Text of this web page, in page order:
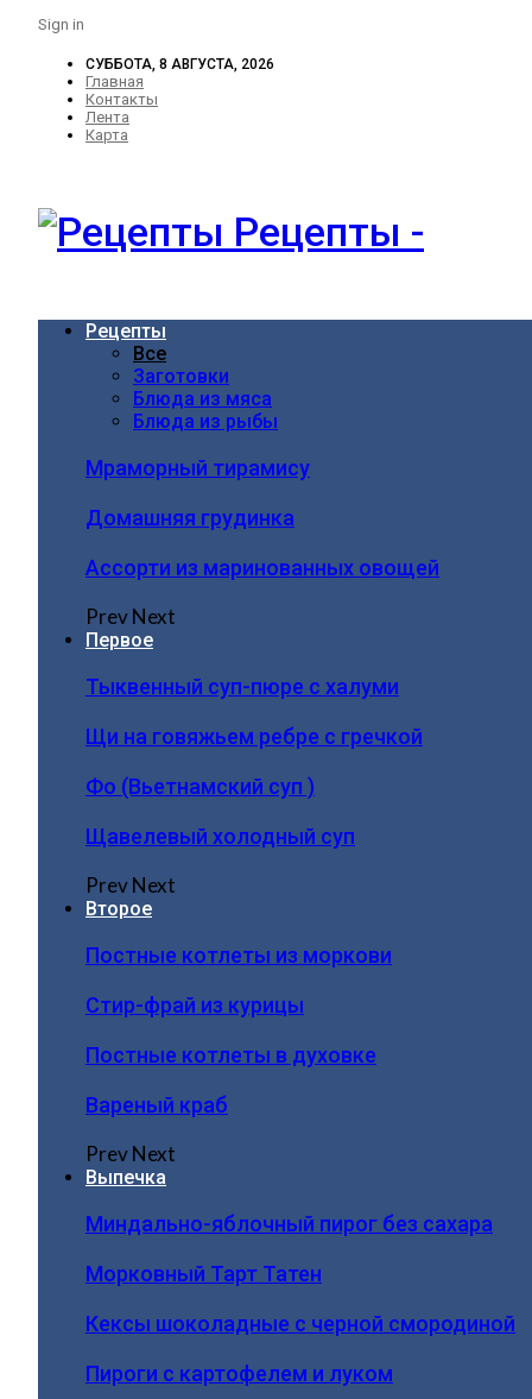
Sign in
СУББОТА, 8 АВГУСТА, 2026
Главная
Контакты
Лента
Карта
Рецепты -
Рецепты
Все
Заготовки
Блюда из мяса
Блюда из рыбы
Мраморный тирамису
Домашняя грудинка
Ассорти из маринованных овощей
PrevNext
Первое
Тыквенный суп-пюре с халуми
Щи на говяжьем ребре с гречкой
Фо (Вьетнамский суп )
Щавелевый холодный суп
PrevNext
Второе
Постные котлеты из моркови
Стир-фрай из курицы
Постные котлеты в духовке
Вареный краб
PrevNext
Выпечка
Миндально-яблочный пирог без сахара
Морковный Тарт Татен
Кексы шоколадные с черной смородиной
Пироги c картофелем и луком